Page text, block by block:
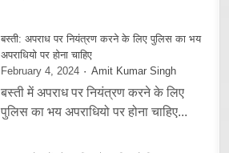
बस्ती: अपराध पर नियंत्रण करने के लिए पुलिस का भय
अपराधियो पर होना चाहिए
February 4, 2024
Amit Kumar Singh
बस्ती में अपराध पर नियंत्रण करने के लिए
पुलिस का भय अपराधियो पर होना चाहिए...